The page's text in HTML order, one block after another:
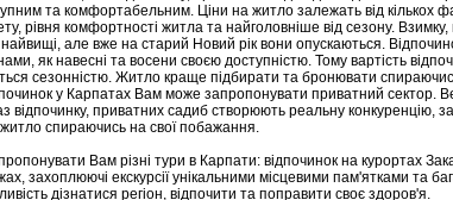
та комфортабельним. Ціни на житло залежать від кількох
рівня комфортності житла та найголовніше від сезону. Взимку,
але вже на старий Новий рік вони опускаються.
як навесні та восени своєю доступністю. Тому вартість
сезонністю. Житло краще підбирати та бронювати спираючись
у Карпатах Вам може запропонувати приватний сектор.
відпочинку, приватних садиб створюють реальну конкуренцію,
житло спираючись на свої побажання.
Вам різні тури в Карпати: відпочинок на курортах
захоплюючі екскурсії унікальними місцевими пам'ятками та
дізнатися регіон, відпочити та поправити своє здоров'я.